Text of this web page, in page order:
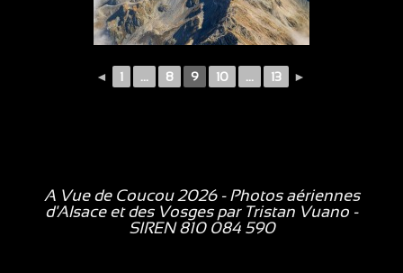
◄ 1 ... 8 9 10 ... 13 ►
A Vue de Coucou 2026 - Photos aériennes
d'Alsace et des Vosges par Tristan Vuano -
SIREN 810 084 590